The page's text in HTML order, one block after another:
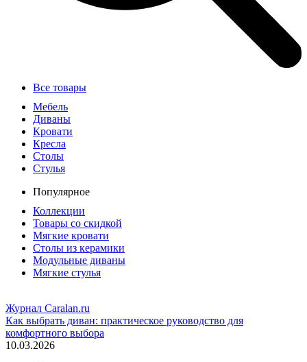
Все товары
Мебель
Диваны
Кровати
Кресла
Столы
Стулья
Популярное
Коллекции
Товары со скидкой
Мягкие кровати
Столы из керамики
Модульные диваны
Мягкие стулья
Журнал Caralan.ru
Как выбрать диван: практическое руководство для
комфортного выбора
10.03.2026